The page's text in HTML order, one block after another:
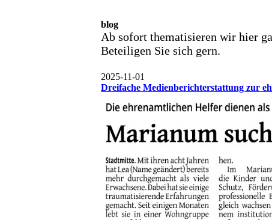
blog
Ab sofort thematisieren wir hier
Beteiligen Sie sich gern.
2025-11-01
Dreifache Medienberichterstattung zur